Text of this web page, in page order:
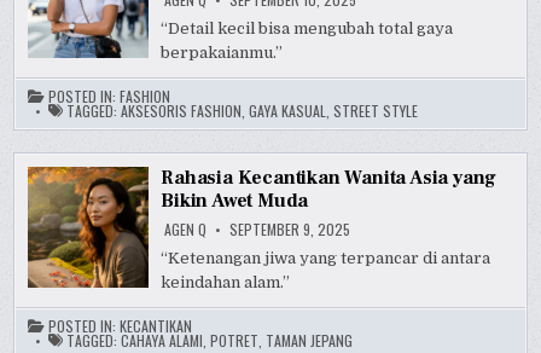
“Detail kecil bisa mengubah total gaya
berpakaianmu.”
POSTED IN:FASHION
TAGGED:AKSESORIS FASHION ,GAYA KASUAL ,STREET STYLE
Rahasia Kecantikan Wanita Asia yang
Bikin Awet Muda
AGEN Q SEPTEMBER 9, 2025
“Ketenangan jiwa yang terpancar di antara
keindahan alam.”
POSTED IN:KECANTIKAN
TAGGED:CAHAYA ALAMI ,POTRET TAMAN JEPANG